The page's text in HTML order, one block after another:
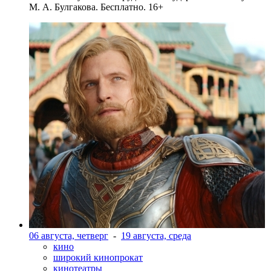
М. А. Булгакова. Бесплатно. 16+
06 августа, четверг - 19 августа, среда
кино
широкий кинопрокат
кинотеатры